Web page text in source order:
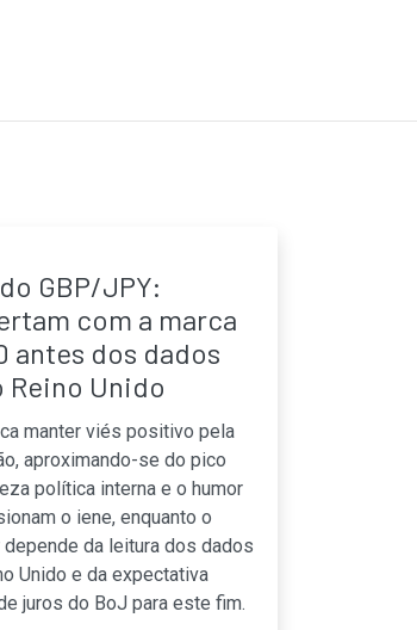
GBP/JPY:
com a marca
antes dos dados
Reino Unido
manter viés positivo pela
aproximando-se do pico
política interna e o humor
o iene, enquanto o
depende da leitura dos dados
Unido e da expectativa
juros do BoJ para este fim.